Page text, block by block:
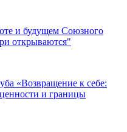
и будущем Союзного
открываются"
«Возвращение к себе:
и границы